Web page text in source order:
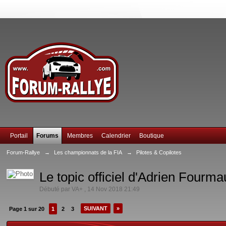
Portail Forums Membres Calendrier Boutique
Forum-Rallye → Les championnats de la FIA → Pilotes & Copilotes
Le topic officiel d'Adrien
Débuté parVA+ , 14 Nov 2018 21:49
Page 1 sur 20 1 2 3 SUIVANT »